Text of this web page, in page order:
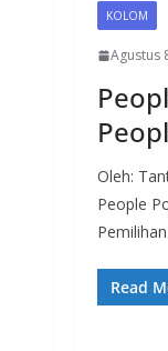
KOLOM
Agustus
Oleh:
People
Read